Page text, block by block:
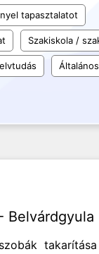
tapasztalatot
Szakiskola /
Általános
Belvárdgyula
takarítása